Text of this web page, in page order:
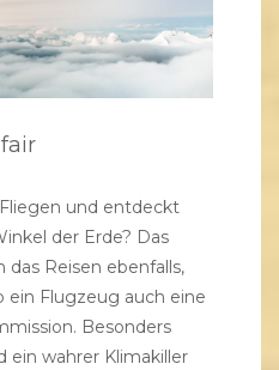
und entdeckt
der Erde? Das
Reisen ebenfalls,
ein Flugzeug auch eine
Besonders
ein wahrer Klimakiller